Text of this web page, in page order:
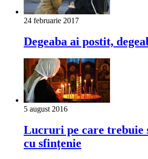
24 februarie 2017
Degeaba ai postit,
5 august 2016
Lucruri pe care trebuie
cu sfințenie